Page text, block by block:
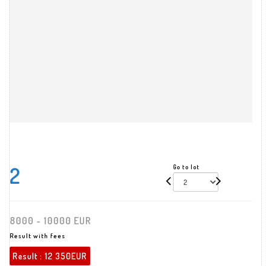
2 Go to lot
8000 - 10000 EUR
Result with fees
Result : 12 350EUR